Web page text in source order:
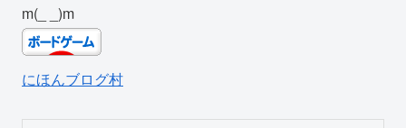
m(_ _)m
にほんブログ村